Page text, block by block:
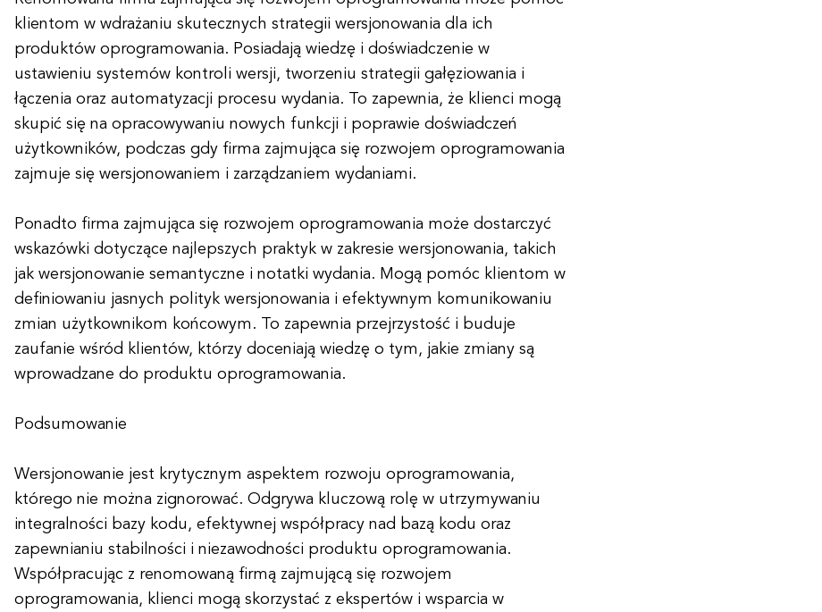
klientom w wdrażaniu skutecznych strategii wersjonowania dla ich
produktów oprogramowania. Posiadają wiedzę i doświadczenie w
ustawieniu systemów kontroli wersji, tworzeniu strategii gałęziowania i
łączenia oraz automatyzacji procesu wydania. To zapewnia, że klienci mogą
skupić się na opracowywaniu nowych funkcji i poprawie doświadczeń
użytkowników, podczas gdy firma zajmująca się rozwojem oprogramowania
zajmuje się wersjonowaniem i zarządzaniem wydaniami.
Ponadto firma zajmująca się rozwojem oprogramowania może dostarczyć
wskazówki dotyczące najlepszych praktyk w zakresie wersjonowania, takich
jak wersjonowanie semantyczne i notatki wydania. Mogą pomóc klientom w
definiowaniu jasnych polityk wersjonowania i efektywnym komunikowaniu
zmian użytkownikom końcowym. To zapewnia przejrzystość i buduje
zaufanie wśród klientów, którzy doceniają wiedzę o tym, jakie zmiany są
wprowadzane do produktu oprogramowania.
Podsumowanie
Wersjonowanie jest krytycznym aspektem rozwoju oprogramowania,
którego nie można zignorować. Odgrywa kluczową rolę w utrzymywaniu
integralności bazy kodu, efektywnej współpracy nad bazą kodu oraz
zapewnianiu stabilności i niezawodności produktu oprogramowania.
Współpracując z renomowaną firmą zajmującą się rozwojem
oprogramowania, klienci mogą skorzystać z ekspertów i wsparcia w